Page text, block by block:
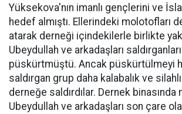
Yüksekova'nın imanlı gençlerini ve
hedef almıştı. Ellerindeki molotofları
atarak derneği içindekilerle birlikte
Ubeydullah ve arkadaşları
püskürtmüştü. Ancak püskürtülmeyi
saldırgan grup daha kalabalık ve
derneğe saldırdılar. Dernek binasında
Ubeydullah ve arkadaşları son çare